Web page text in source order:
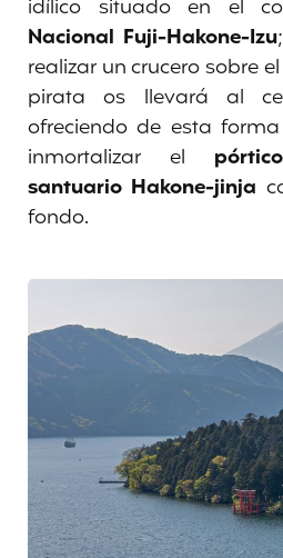
idílico situado en el
Nacional Fuji-Hakone-Izu
realizar un crucero sobre
pirata os llevará al
ofreciendo de esta
inmortalizar el
santuario Hakone-jinja
fondo.